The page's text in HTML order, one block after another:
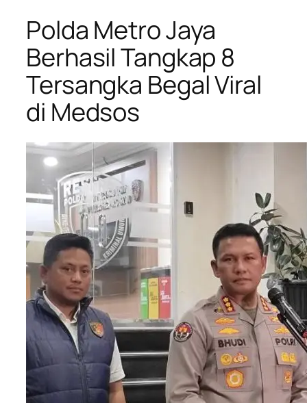
Polda Metro Jaya
Berhasil Tangkap 8
Tersangka Begal Viral
di Medsos